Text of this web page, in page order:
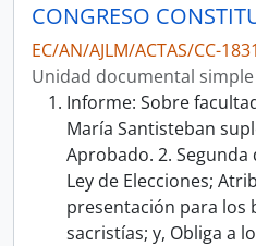
CONGRESO
EC/AN/AJLM/ACTAS/CC-
Unidad documental simple
Informe: Sobre
María Santisteban
Aprobado. 2.
Ley de Elecciones;
presentación para los
sacristías; y, Obliga a